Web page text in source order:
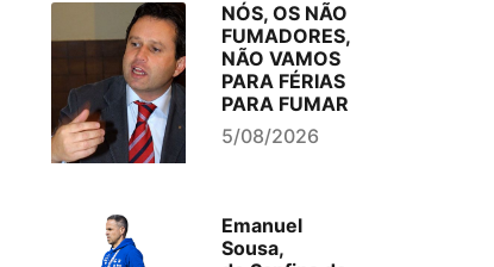
NÓS, OS NÃO
FUMADORES,
NÃO VAMOS
PARA FÉRIAS
PARA FUMAR
5/08/2026
Emanuel
Sousa,